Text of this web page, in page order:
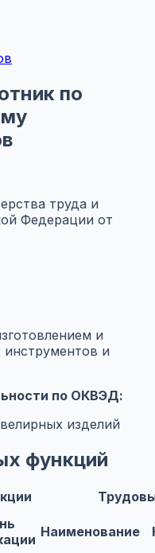
по
труда и
Федерации от
и
и
по ОКВЭД:
изделий
функций
Наименование